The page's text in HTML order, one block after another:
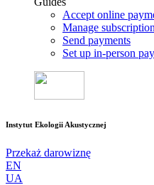
Accept online
Manage
Send payments
Set up in-person
Instytut Ekologii Akustycznej
Przekaż darowiznę
EN
UA